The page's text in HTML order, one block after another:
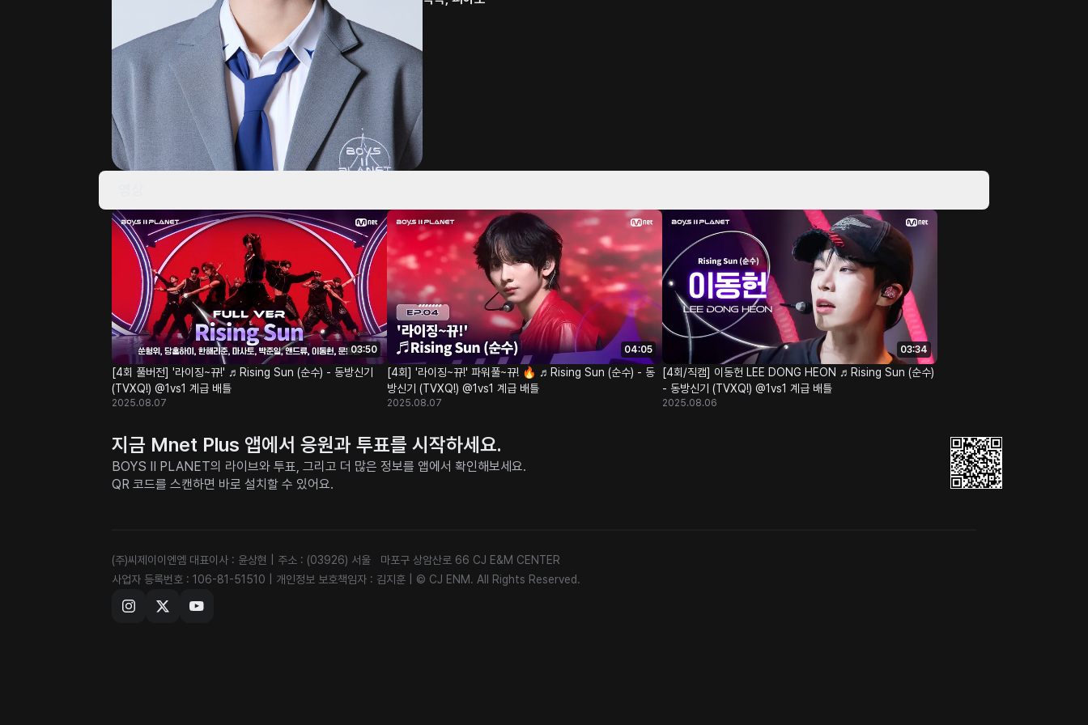
03:50
[4회 풀버전] '라이징~뀨!' ♬Rising Sun (순수) - 동방신기
(TVXQ!) @1vs1 계급 배틀
2025.08.07
04:05
[4회] '라이징~뀨!' 파워풀~뀨! 🔥 ♬Rising Sun (순수) - 동
방신기 (TVXQ!) @1vs1 계급 배틀
2025.08.07
03:34
[4회/직캠] 이동헌 LEE DONG HEON ♬Rising Sun (순수)
- 동방신기 (TVXQ!) @1vs1 계급 배틀
2025.08.06
지금 Mnet Plus 앱에서 응원과 투표를 시작하세요.
BOYS II PLANET의 라이브와 투표, 그리고 더 많은 정보를 앱에서 확인해보세요.
QR 코드를 스캔하면 바로 설치할 수 있어요.
(주)씨제이이엔엠 대표이사 : 윤상현
주소 : (03926) 서울 마포구 상암산로 66 CJ E&M CENTER
사업자 등록번호 : 106-81-51510
개인정보 보호책임자 : 김지훈 © CJ ENM. All Rights Reserved.